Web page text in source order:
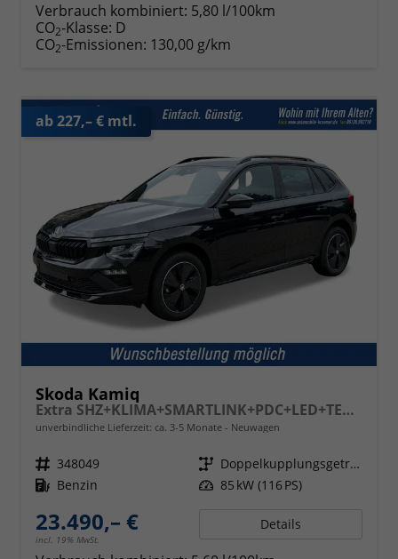
Verbrauch kombiniert: 5,80 l/100km
CO2-Klasse: D
CO2-Emissionen: 130,00 g/km
ab 227,– € mtl.
Skoda Kamiq
Extra SHZ+KLIMA+SMARTLINK+PDC+LED+TEMPOMAT
unverbindliche Lieferzeit: ca. 3-5 Monate Neuwagen
Fahrzeugnr. 348049 Getriebe
Doppelkupplungsgetriebe (DSG)
Kraftstoff Benzin Leistung 85 kW (116 PS)
23.490,– €
incl. 19% MwSt.
Details